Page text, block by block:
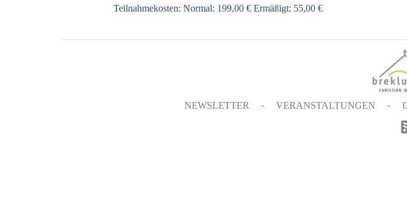
Teilnahmekosten: Normal: 199,00 € Ermäßigt: 55,00 €
NEWSLETTER VERANSTALTUNGEN